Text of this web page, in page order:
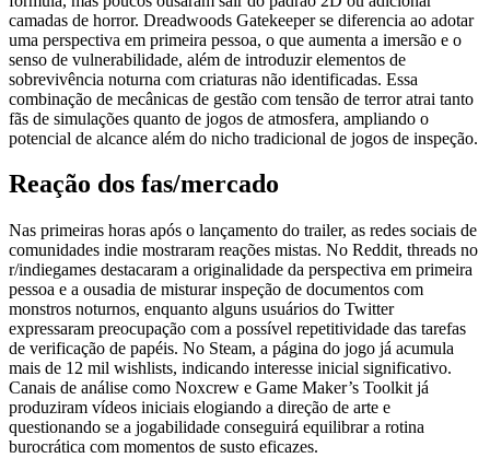
camadas de horror. Dreadwoods Gatekeeper se diferencia ao adotar
uma perspectiva em primeira pessoa, o que aumenta a imersão e o
senso de vulnerabilidade, além de introduzir elementos de
sobrevivência noturna com criaturas não identificadas. Essa
combinação de mecânicas de gestão com tensão de terror atrai tanto
fãs de simulações quanto de jogos de atmosfera, ampliando o
potencial de alcance além do nicho tradicional de jogos de inspeção.
Reação dos fas/mercado
Nas primeiras horas após o lançamento do trailer, as redes sociais de
comunidades indie mostraram reações mistas. No Reddit, threads no
r/indiegames destacaram a originalidade da perspectiva em primeira
pessoa e a ousadia de misturar inspeção de documentos com
monstros noturnos, enquanto alguns usuários do Twitter
expressaram preocupação com a possível repetitividade das tarefas
de verificação de papéis. No Steam, a página do jogo já acumula
mais de 12 mil wishlists, indicando interesse inicial significativo.
Canais de análise como Noxcrew e Game Maker’s Toolkit já
produziram vídeos iniciais elogiando a direção de arte e
questionando se a jogabilidade conseguirá equilibrar a rotina
burocrática com momentos de susto eficazes.